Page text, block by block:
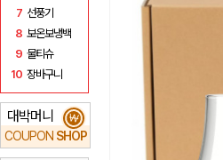
7 선풍기
8 보온보냉백
9 물티슈
10 장바구니
대박머니
COUPON SHOP
₩